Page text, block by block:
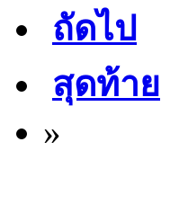
ถัดไป
สุดท้าย
»